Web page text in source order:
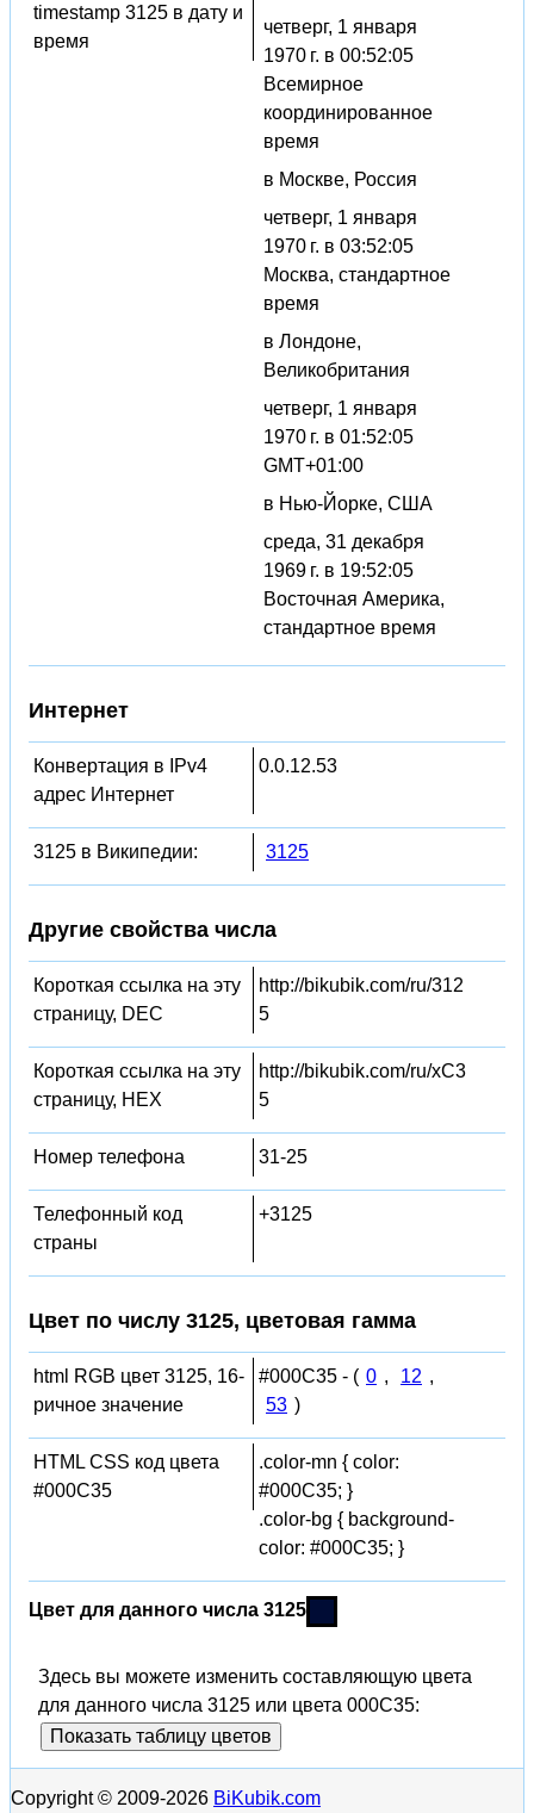
timestamp 3125 в дату и
время
четверг, 1 января
1970 г. в 00:52:05
Всемирное
координированное
время
в Москве, Россия
четверг, 1 января
1970 г. в 03:52:05
Москва, стандартное
время
в Лондоне,
Великобритания
четверг, 1 января
1970 г. в 01:52:05
GMT+01:00
в Нью-Йорке, США
среда, 31 декабря
1969 г. в 19:52:05
Восточная Америка,
стандартное время
Интернет
Конвертация в IPv4
адрес Интернет
0.0.12.53
3125 в Википедии: 3125
Другие свойства числа
Короткая ссылка на эту
страницу, DEC
http://bikubik.com/ru/312
5
Короткая ссылка на эту
страницу, HEX
http://bikubik.com/ru/xC3
5
Номер телефона 31-25
Телефонный код
страны
+3125
Цвет по числу 3125, цветовая гамма
html RGB цвет 3125, 16-
ричное значение
#000C35 - ( 0 , 12 ,
53 )
HTML CSS код цвета
#000C35
.color-mn { color:
#000C35; }
.color-bg { background-
color: #000C35; }
Цвет для данного числа 3125
Здесь вы можете изменить составляющую цвета
для данного числа 3125 или цвета 000C35:
Показать таблицу цветов
Copyright © 2009-2026 BiKubik.com